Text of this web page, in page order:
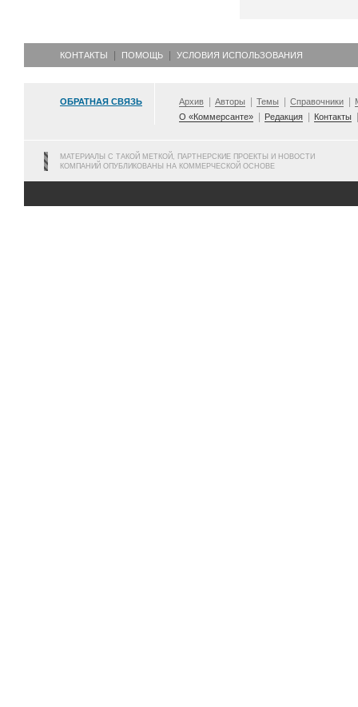
КОНТАКТЫ ПОМОЩЬ УСЛОВИЯ ИСПОЛЬЗОВАНИЯ
ОБРАТНАЯ СВЯЗЬ Архив Авторы Темы Справочники
О «Коммерсанте»
Редакция Контакты
МАТЕРИАЛЫ С ТАКОЙ МЕТКОЙ, ПАРТНЕРСКИЕ ПРОЕКТЫ И НОВОСТИ
КОМПАНИЙ ОПУБЛИКОВАНЫ НА КОММЕРЧЕСКОЙ ОСНОВЕ